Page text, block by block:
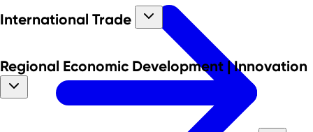
International Trade
Regional Economic Development | Innovation